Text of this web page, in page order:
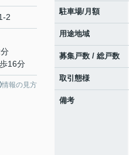
2
16分
情報の見方
駐車場/月額
用途地域
募集戸数 / 総戸数
取引態様
備考